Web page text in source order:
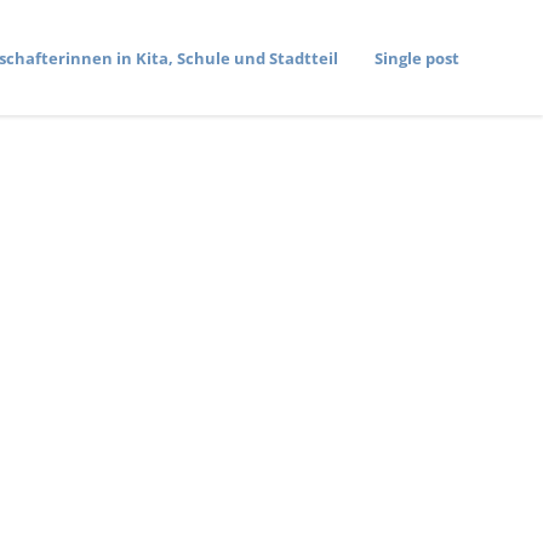
in Kita, Schule und Stadtteil Single post